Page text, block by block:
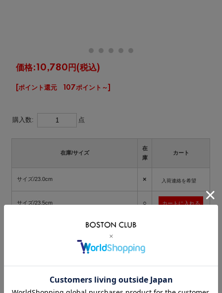
価格:10,780円 (税込)
[ポイント還元 107ポイント～]
購入数: 点
在庫/サイズ
在
庫
カート
サイズ/23.0cm × 入荷連絡を希望
サイズ/23.5cm ○
○
サイズ/25.0cm ○